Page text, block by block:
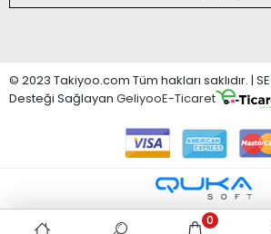
© 2023 Takiyoo.com Tüm hakları saklıdır. |
Desteği Sağlayan GeliyooE-Ticaret
0